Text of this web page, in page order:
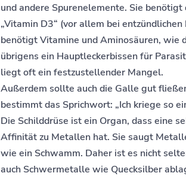
und andere Spurenelemente. Sie benötigt
„Vitamin D3“ (vor allem bei entzündlichen
benötigt Vitamine und Aminosäuren, wie
übrigens ein Hauptleckerbissen für
liegt oft ein festzustellender Mangel.
Außerdem sollte auch die Galle gut
bestimmt das Sprichwort: „Ich kriege so
Die Schilddrüse ist ein Organ, dass eine
Affinität zu Metallen hat. Sie saugt
wie ein Schwamm. Daher ist es nicht
auch Schwermetalle wie Quecksilber